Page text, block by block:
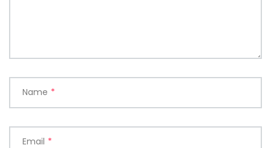
Name *
Email *